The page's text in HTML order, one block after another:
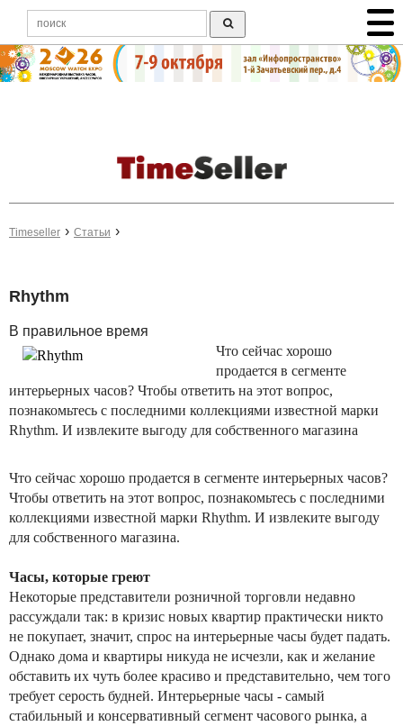
Timeseller Статьи
Rhythm
В правильное время
Что сейчас хорошо
продается в сегменте
интерьерных часов? Чтобы ответить на этот вопрос,
познакомьтесь с последними коллекциями известной марки
Rhythm. И извлеките выгоду для собственного магазина
Что сейчас хорошо продается в сегменте интерьерных часов?
Чтобы ответить на этот вопрос, познакомьтесь с последними
коллекциями известной марки Rhythm. И извлеките выгоду
для собственного магазина.
Часы, которые греют
Некоторые представители розничной торговли недавно
рассуждали так: в кризис новых квартир практически никто
не покупает, значит, спрос на интерьерные часы будет падать.
Однако дома и квартиры никуда не исчезли, как и желание
обставить их чуть более красиво и представительно, чем того
требует серость будней. Интерьерные часы - самый
стабильный и консервативный сегмент часового рынка, а